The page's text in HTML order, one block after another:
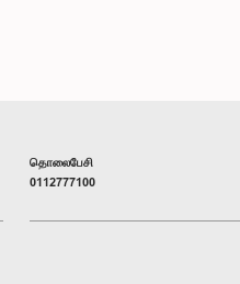
தொலைபேசி
0112777100